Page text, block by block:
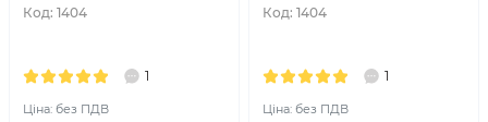
Код: 1404
1
Ціна: без ПДВ
Код: 1404
1
Ціна: без ПДВ